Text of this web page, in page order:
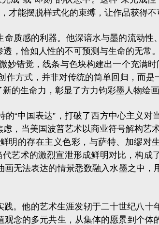
才能摆脱样式化的束缚，让作品获得不
感的利器。他深谙水与墨的流动性
，恰如人性的不可预测与生命的无常
错觉，线条与色块构建出一个充满
作方式，并非对传统的简单回归，而
的生命力，彰显了方力钧彩墨人物绘
中国表达”，打破了西方中心主义对
，当美国波普艺术以商业符号解构艺
的存在主义色彩，与萨特、加缪对
艺术的激烈宣泄形成鲜明对比，构
无法表达的情景悉数融入水墨之中
他的艺术生涯发轫于二十世纪八十
念的多元共生，从集体的愿景到个体